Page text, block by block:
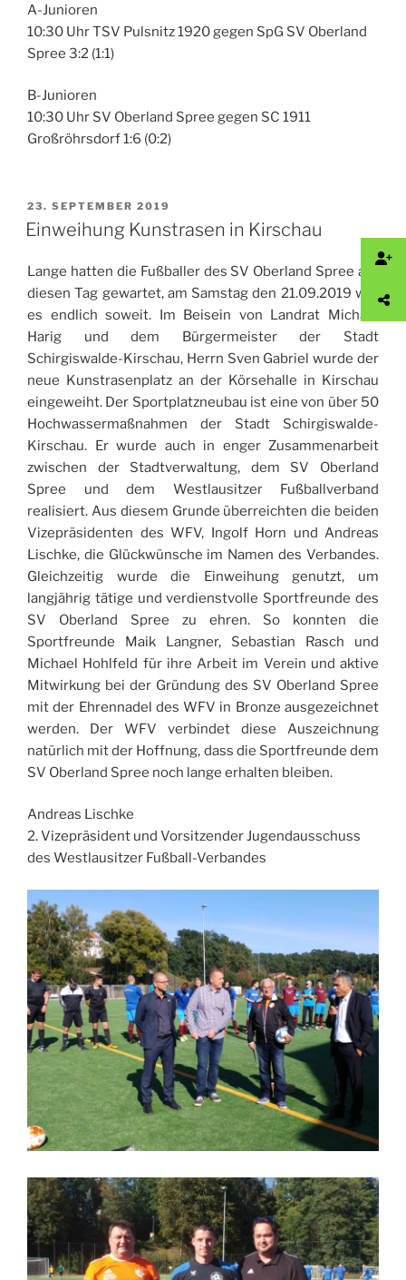
A-Junioren
10:30 Uhr TSV Pulsnitz 1920 gegen SpG SV Oberland
Spree 3:2 (1:1)
B-Junioren
10:30 Uhr SV Oberland Spree gegen SC 1911
Großröhrsdorf 1:6 (0:2)
VERÖFFENTLICHT
AM
23. SEPTEMBER 2019
Einweihung Kunstrasen in Kirschau
Lange hatten die Fußballer des SV Oberland Spree auf
diesen Tag gewartet, am Samstag den 21.09.2019 war
es endlich soweit. Im Beisein von Landrat Michael
Harig und dem Bürgermeister der Stadt
Schirgiswalde-Kirschau, Herrn Sven Gabriel wurde der
neue Kunstrasenplatz an der Körsehalle in Kirschau
eingeweiht. Der Sportplatzneubau ist eine von über 50
Hochwassermaßnahmen der Stadt Schirgiswalde-
Kirschau. Er wurde auch in enger Zusammenarbeit
zwischen der Stadtverwaltung, dem SV Oberland
Spree und dem Westlausitzer Fußballverband
realisiert. Aus diesem Grunde überreichten die beiden
Vizepräsidenten des WFV, Ingolf Horn und Andreas
Lischke, die Glückwünsche im Namen des Verbandes.
Gleichzeitig wurde die Einweihung genutzt, um
langjährig tätige und verdienstvolle Sportfreunde des
SV Oberland Spree zu ehren. So konnten die
Sportfreunde Maik Langner, Sebastian Rasch und
Michael Hohlfeld für ihre Arbeit im Verein und aktive
Mitwirkung bei der Gründung des SV Oberland Spree
mit der Ehrennadel des WFV in Bronze ausgezeichnet
werden. Der WFV verbindet diese Auszeichnung
natürlich mit der Hoffnung, dass die Sportfreunde dem
SV Oberland Spree noch lange erhalten bleiben.
Andreas Lischke
2. Vizepräsident und Vorsitzender Jugendausschuss
des Westlausitzer Fußball-Verbandes